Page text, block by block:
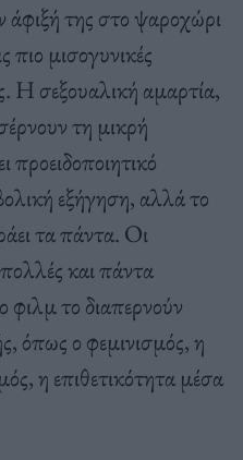
άφιξή της στο ψαροχώρι
πιο μισογυνικές
Η σεξουαλική αμαρτία,
τη μικρή
προειδοποιητικό
εξήγηση, αλλά το
τα πάντα. Οι
και πάντα
φιλμ το διαπερνούν
όπως ο φεμινισμός, η
η επιθετικότητα μέσα